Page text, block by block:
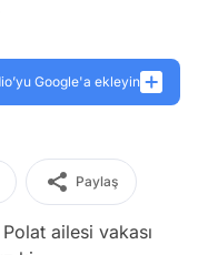
Google'a ekleyin
Paylaş
ailesi vakası